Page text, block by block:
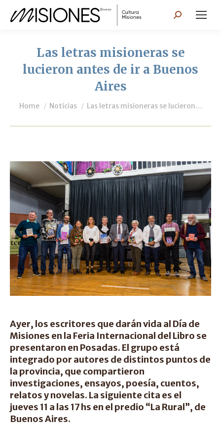
Search:
Las letras misioneras se
lucieron antes de ir a Buenos
Aires
You are here:
Home Noticias Las letras misioneras se lucieron…
Ayer, los escritores que darán vida al Día de
Misiones en la Feria Internacional del Libro se
presentaron en Posadas. El grupo está
integrado por autores de distintos puntos de
la provincia, que compartieron
investigaciones, ensayos, poesía, cuentos,
relatos y novelas. La siguiente cita es el
jueves 11 a las 17 hs en el predio “La Rural”, de
Buenos Aires.